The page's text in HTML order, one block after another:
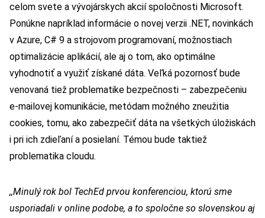
celom svete a vývojárskych akcií spoločnosti Microsoft.
Ponúkne napríklad informácie o novej verzii .NET, novinkách
v Azure, C# 9 a strojovom programovaní, možnostiach
optimalizácie aplikácií, ale aj o tom, ako optimálne
vyhodnotiť a využiť získané dáta. Veľká pozornosť bude
venovaná tiež problematike bezpečnosti – zabezpečeniu
e-mailovej komunikácie, metódam možného zneužitia
cookies, tomu, ako zabezpečiť dáta na všetkých úložiskách
i pri ich zdieľaní a posielaní. Témou bude taktiež
problematika cloudu.
,,Minulý rok bol TechEd prvou konferenciou, ktorú sme
usporiadali v online podobe, a to spoločne so slovenskou aj